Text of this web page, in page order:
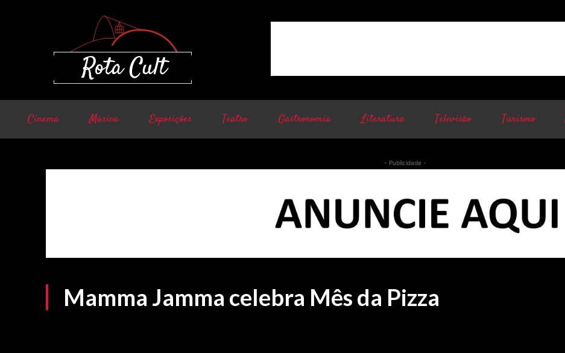
Cinema Música Exposições Teatro Gastronomia Literatura Televisão Turismo
- Publicidade -
Mamma Jamma celebra Mês da Pizza